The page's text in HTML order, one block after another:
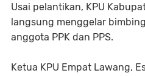
Usai pelantikan, KPU
langsung menggelar
anggota PPK dan PPS.
Ketua KPU Empat Lawang,